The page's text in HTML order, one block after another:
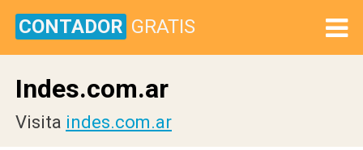
CONTADOR GRATIS
Indes.com.ar
Visita indes.com.ar